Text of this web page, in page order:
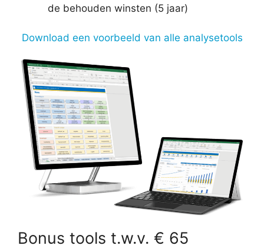
de behouden winsten (5 jaar)
Download een voorbeeld van alle analysetools
Bonus tools t.w.v. € 65